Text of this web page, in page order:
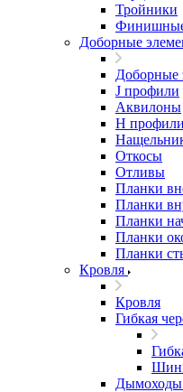
Тройники
Доборные
Доборные
J профили
Аквилоны
Н профили
Откосы
Отливы
Планки
Планки
Планки
Планки
Планки
Кровля
Кровля
Гибкая
Дымоходы